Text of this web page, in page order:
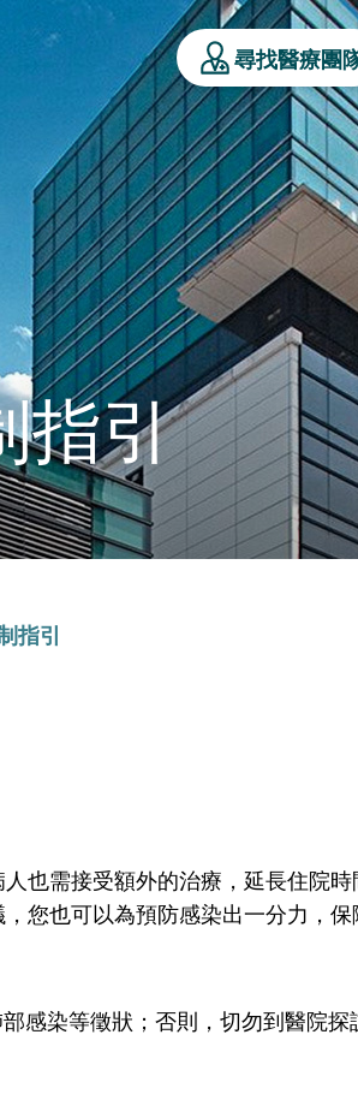
尋找醫療團
指引
指引
也需接受額外的治療，延長住院
您也可以為預防感染出一分力，保
感染等徵狀；否則，切勿到醫院